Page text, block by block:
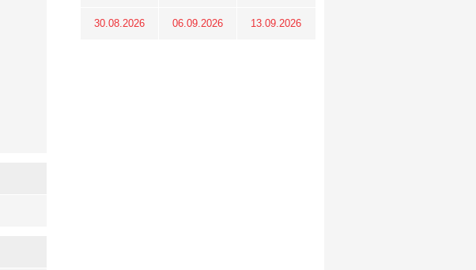
30.08.2026 06.09.2026 13.09.2026